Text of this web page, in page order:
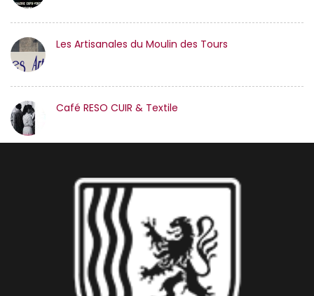
Les Artisanales du Moulin des Tours
Café RESO CUIR & Textile